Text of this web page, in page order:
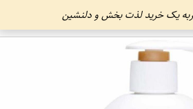
یک خرید لذت بخش و دلنشین